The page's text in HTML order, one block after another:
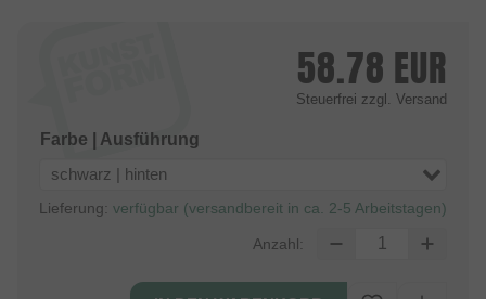
58.78 EUR
Steuerfrei zzgl. Versand
Farbe | Ausführung
schwarz | hinten
Lieferung: verfügbar (versandbereit in ca. 2-5 Arbeitstagen)
Anzahl: